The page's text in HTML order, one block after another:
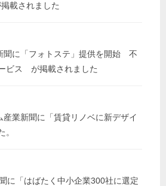
載されました
聞に「フォトステ」提供を開始 不
ビス が掲載されました
業新聞に「賃貸リノベに新デザイ
。
に「はばたく中小企業300社に選定